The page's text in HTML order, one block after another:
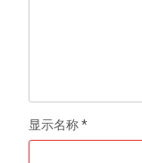
显示名称*